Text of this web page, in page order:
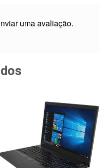
uma avaliação.